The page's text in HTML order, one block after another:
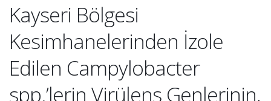
Kayseri Bölgesi
Kesimhanelerinden İzole
Edilen Campylobacter
spp.’lerin Virülens Genlerinin,